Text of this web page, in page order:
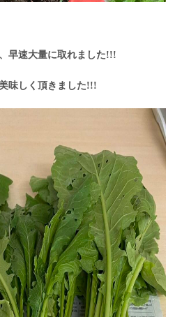
早速大量に取れました!!!
味しく頂きました!!!